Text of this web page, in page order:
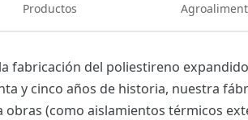
Productos
fabricación del poliestireno
y cinco años de historia, nuestra
(como aislamientos térmicos